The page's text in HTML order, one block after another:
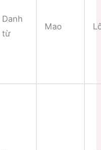
Danh
từ
Mao